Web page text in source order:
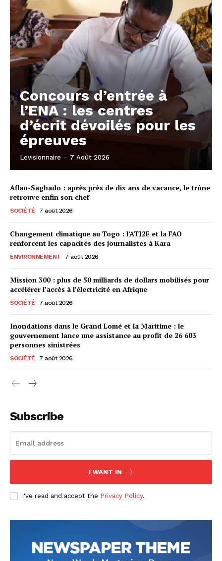
Concours d’entrée à
l’ENA : les centres
d’écrit dévoilés pour les
épreuves
Levisionnaire - 7 Août 2026
Aflao-Sagbado : après près de dix ans de vacance, le trône
retrouve enfin son chef
SOCIÉTÉ 7 août 2026
Changement climatique au Togo : l’ATJ2E et la FAO
renforcent les capacités des journalistes à Kara
ENVIRONNEMENT 7 août 2026
Mission 300 : plus de 50 milliards de dollars mobilisés pour
accélérer l’accès à l’électricité en Afrique
SOCIÉTÉ 7 août 2026
Inondations dans le Grand Lomé et la Maritime : le
gouvernement lance une assistance au profit de 26 603
personnes sinistrées
SOCIÉTÉ 7 août 2026
Subscribe
I WANT IN
I've read and accept the Privacy Policy.